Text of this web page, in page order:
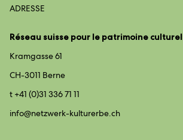
ADRESSE
Réseau suisse pour le patrimoine culturel
Kramgasse 61
CH-3011 Berne
t +41 (0)31 336 71 11
info@netzwerk-kulturerbe.ch